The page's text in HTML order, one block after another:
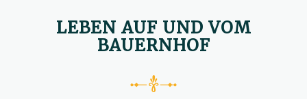
LEBEN AUF UND VOM
BAUERNHOF